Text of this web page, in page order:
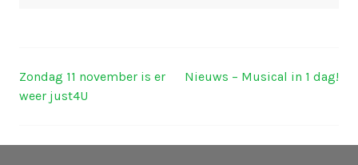
Berichtnavigatie
Zondag 11 november is er
weer just4U
Nieuws – Musical in 1 dag!